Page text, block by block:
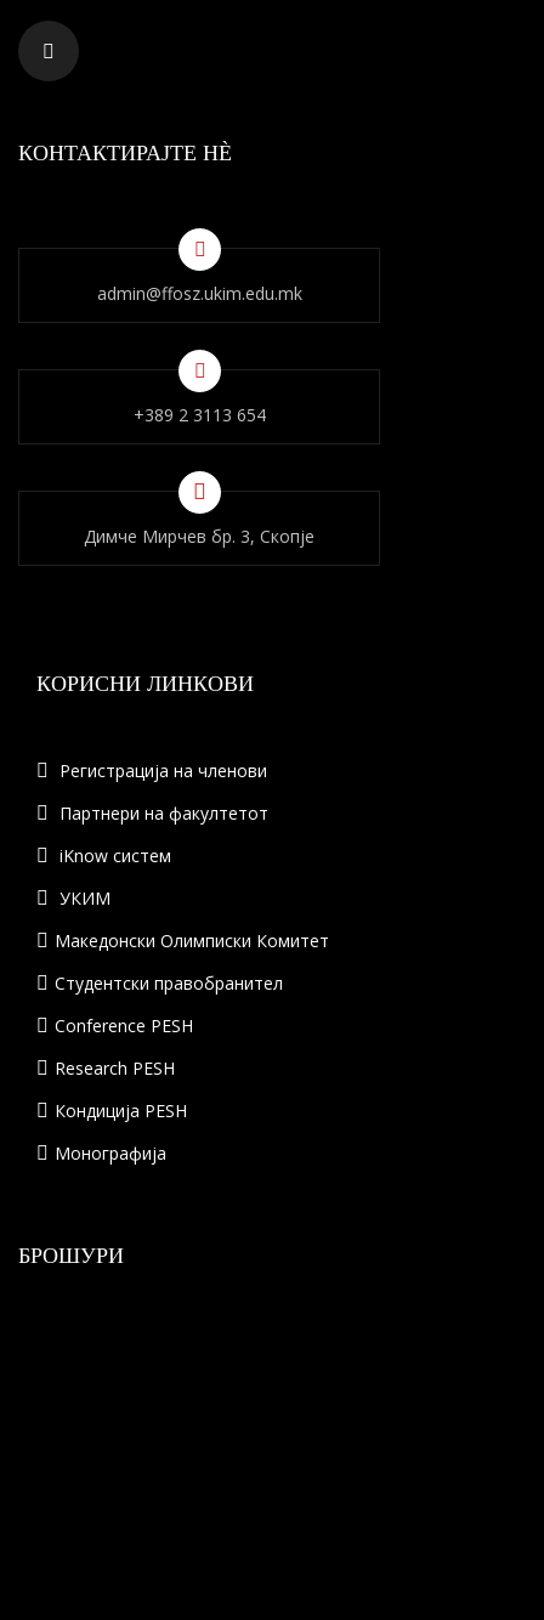
КОНТАКТИРАЈТЕ НÈ
admin@ffosz.ukim.edu.mk
+389 2 3113 654
Димче Мирчев бр. 3, Скопје
КОРИСНИ ЛИНКОВИ
Регистрација на членови
Партнери на факултетот
iKnow систем
УКИМ
Македонски Олимписки Комитет
Студентски правобранител
Conference PESH
Research PESH
Кондиција PESH
Монографија
БРОШУРИ